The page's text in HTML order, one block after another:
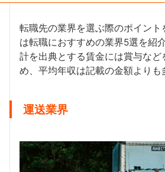
転職先の業界を選ぶ際のポイント
は転職におすすめの業界5選を紹
計を出典とする賃金には賞与など
め、平均年収は記載の金額よりも
運送業界